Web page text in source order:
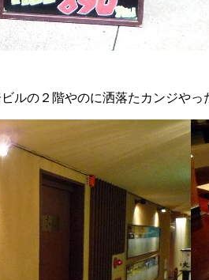
ルの２階やのに洒落たカンジやっ